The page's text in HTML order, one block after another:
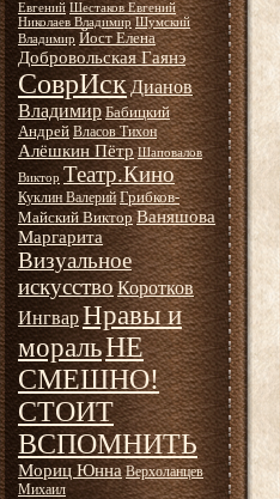
Евгений Шестаков Евгений
Николаев Владимир Шумский
Владимир Йост Елена
Добровольская Гаянэ
СоврИскДианов
Владимир Бабицкий
Андрей Власов Тихон
Алёшкин Пётр Шаповалов
Виктор Театр.Кино
Куклин Валерий Грибков-
Майский Виктор Ваняшова
Маргарита
Визуальное
искусствоКоротков
ИнгварНравы и
моральНЕ
СМЕШНО!
СТОИТ
ВСПОМНИТЬ
Мориц Юнна Верхоланцев
Михаил